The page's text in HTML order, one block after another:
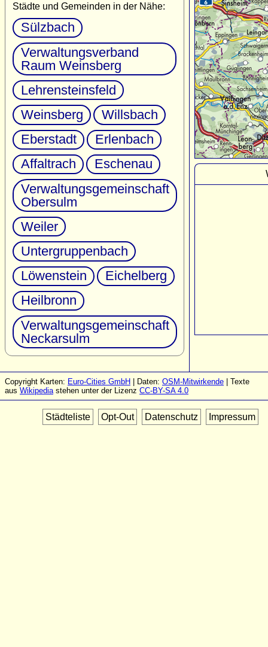
Städte und Gemeinden in der Nähe:
Sülzbach
Verwaltungsverband
Raum Weinsberg
Lehrensteinsfeld
Weinsberg
Willsbach
Eberstadt
Erlenbach
Affaltrach
Eschenau
Verwaltungsgemeinschaft
Obersulm
Weiler
Untergruppenbach
Löwenstein
Eichelberg
Heilbronn
Verwaltungsgemeinschaft
Neckarsulm
Copyright Karten: Euro-Cities GmbH | Daten: OSM-Mitwirkende | Texte
aus Wikipediastehen unter der Lizenz CC-BY-SA 4.0
Städteliste Opt-Out Datenschutz Impressum